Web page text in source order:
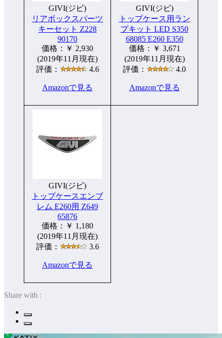
GIVI(ジビ)
リアボックスパーツ
キーセット Z228
90170
価格：￥ 2,930
(2019年11月現在)
評価：
4.6
Amazonで見る
GIVI(ジビ)
トップケース用ラン
プキット LED S350
68085 E260 E350
価格：￥ 3,671
(2019年11月現在)
評価：
4.0
Amazonで見る
GIVI(ジビ)
トップケースエンブ
レム E260用 Z649
65876
価格：￥ 1,180
(2019年11月現在)
評価：
3.6
Amazonで見る
Share with :